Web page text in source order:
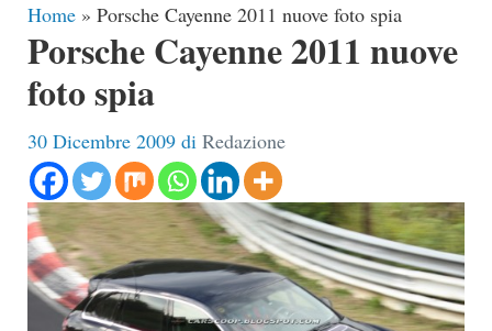
Home » Porsche Cayenne 2011 nuove foto spia
Porsche Cayenne 2011 nuove
foto spia
30 Dicembre 2009 di Redazione